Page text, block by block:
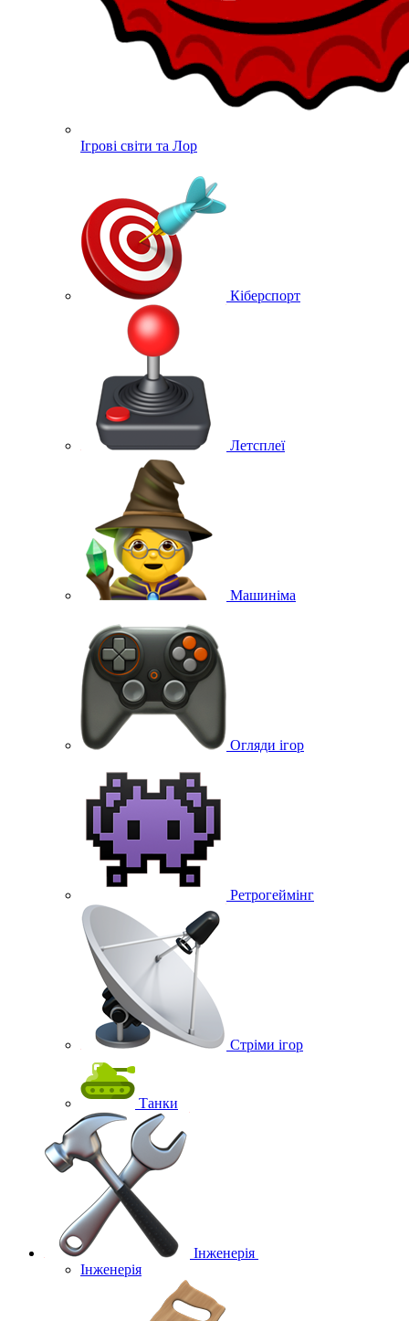
Ігрові світи та Лор
Кіберспорт
Летсплеї
Машиніма
Огляди ігор
Ретрогеймінг
Стріми ігор
Танки
Інженерія
Інженерія